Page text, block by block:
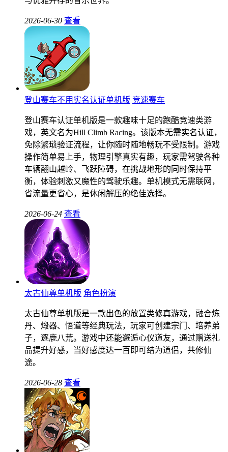
2026-06-30 查看
登山赛车不用实名认证单机版 竞速赛车
登山赛车认证单机版是一款趣味十足的跑酷竞速类游
戏，英文名为Hill Climb Racing。该版本无需实名认证，
免除繁琐验证流程，让你随时随地畅玩不受限制。游戏
操作简单易上手，物理引擎真实有趣，玩家需驾驶各种
车辆翻山越岭、飞跃障碍，在挑战地形的同时保持平
衡，体验刺激又魔性的驾驶乐趣。单机模式无需联网，
省流量更省心，是休闲解压的绝佳选择。
2026-06-24 查看
太古仙尊单机版 角色扮演
太古仙尊单机版是一款出色的放置类修真游戏，融合炼
丹、煅器、悟道等经典玩法，玩家可创建宗门、培养弟
子，逐鹿八荒。游戏中还能邂逅心仪道友，通过赠送礼
品提升好感，当好感度达一百即可结为道侣，共修仙
途。
2026-06-28 查看